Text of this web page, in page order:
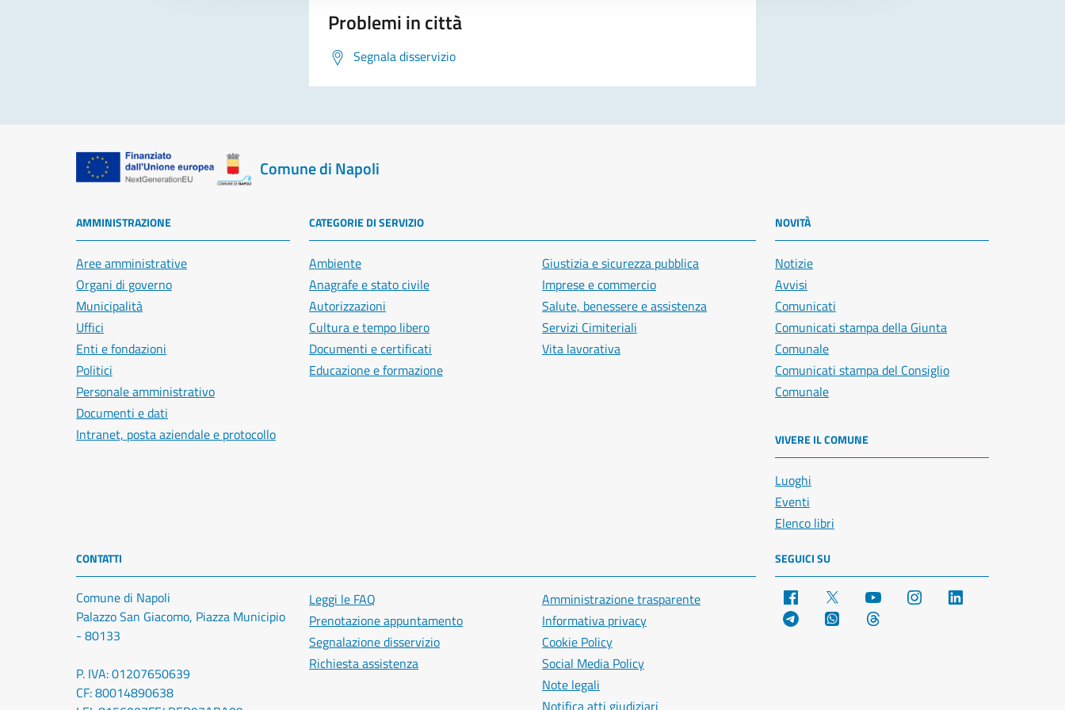
Problemi in città
Segnala disservizio
Comune di Napoli
AMMINISTRAZIONE
Aree amministrative
Organi di governo
Municipalità
Uffici
Enti e fondazioni
Politici
Personale amministrativo
Documenti e dati
Intranet, posta aziendale e protocollo
CATEGORIE DI SERVIZIO
Ambiente
Anagrafe e stato civile
Autorizzazioni
Cultura e tempo libero
Documenti e certificati
Educazione e formazione
Giustizia e sicurezza pubblica
Imprese e commercio
Salute, benessere e assistenza
Servizi Cimiteriali
Vita lavorativa
NOVITÀ
Notizie
Avvisi
Comunicati
Comunicati stampa della Giunta
Comunale
Comunicati stampa del Consiglio
Comunale
VIVERE IL COMUNE
Luoghi
Eventi
Elenco libri
CONTATTI
Comune di Napoli
Palazzo San Giacomo, Piazza Municipio
- 80133
P. IVA: 01207650639
CF: 80014890638
Leggi le FAQ
Prenotazione appuntamento
Segnalazione disservizio
Richiesta assistenza
Amministrazione trasparente
Informativa privacy
Cookie Policy
Social Media Policy
Note legali
SEGUICI SU
Facebook YouTube Instagram
Telegram WhatsApp